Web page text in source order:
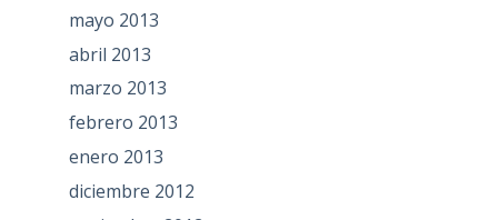
mayo 2013
abril 2013
marzo 2013
febrero 2013
enero 2013
diciembre 2012